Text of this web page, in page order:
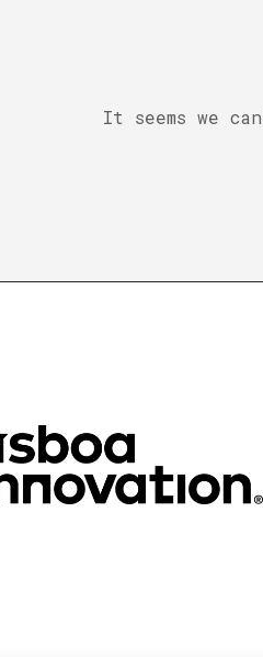
It seems we